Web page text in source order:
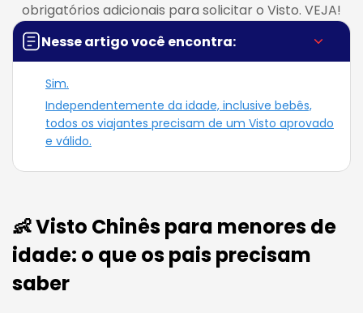
obrigatórios adicionais para solicitar o Visto. VEJA!
Nesse artigo você encontra:
Sim.
Independentemente da idade, inclusive bebês,
todos os viajantes precisam de um Visto aprovado
e válido.
👶 Visto Chinês para menores de
idade: o que os pais precisam
saber